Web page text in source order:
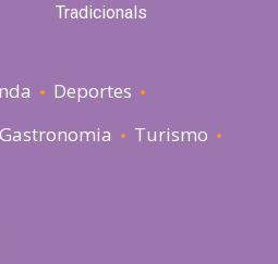
Tradicionals
Deportes
Gastronomia
Turismo